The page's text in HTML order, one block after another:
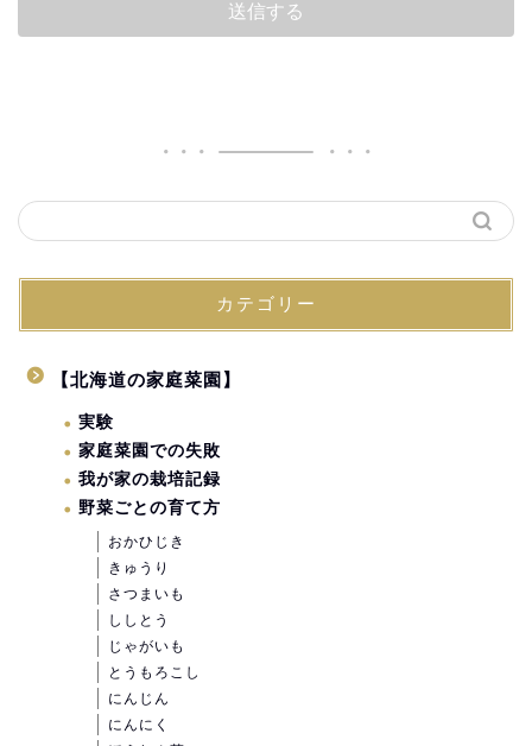
カテゴリー
【北海道の家庭菜園】
実験
家庭菜園での失敗
我が家の栽培記録
野菜ごとの育て方
おかひじき
きゅうり
さつまいも
ししとう
じゃがいも
とうもろこし
にんじん
にんにく